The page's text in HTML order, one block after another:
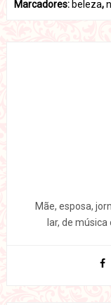
Marcadores: beleza,
Mãe, esposa,
lar, de